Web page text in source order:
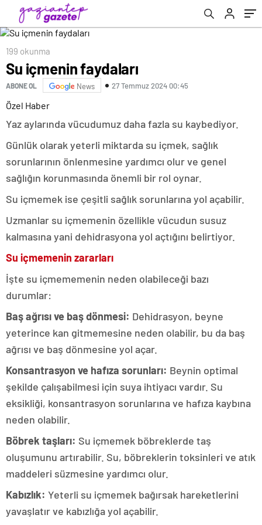
199 okunma
Su içmenin faydaları
ABONE OL News 27 Temmuz 2024 00:45
Özel Haber
Yaz aylarında vücudumuz daha fazla su kaybediyor.
Günlük olarak yeterli miktarda su içmek, sağlık
sorunlarının önlenmesine yardımcı olur ve genel
sağlığın korunmasında önemli bir rol oynar.
Su içmemek ise çeşitli sağlık sorunlarına yol açabilir.
Uzmanlar su içmemenin özellikle vücudun susuz
kalmasına yani dehidrasyona yol açtığını belirtiyor.
Su içmemenin zararları
İşte su içmememenin neden olabileceği bazı
durumlar:
Baş ağrısı ve baş dönmesi: Dehidrasyon, beyne
yeterince kan gitmemesine neden olabilir, bu da baş
ağrısı ve baş dönmesine yol açar.
Konsantrasyon ve hafıza sorunları: Beynin optimal
şekilde çalışabilmesi için suya ihtiyacı vardır. Su
eksikliği, konsantrasyon sorunlarına ve hafıza kaybına
neden olabilir.
Böbrek taşları: Su içmemek böbreklerde taş
oluşumunu artırabilir. Su, böbreklerin toksinleri ve atık
maddeleri süzmesine yardımcı olur.
Kabızlık: Yeterli su içmemek bağırsak hareketlerini
yavaşlatır ve kabızlığa yol açabilir.